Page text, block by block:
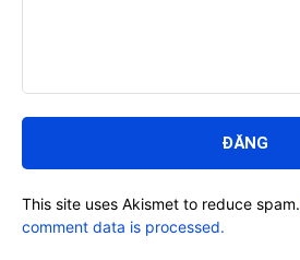
luận:
This site uses Akismet to reduce spam.
comment data is processed.